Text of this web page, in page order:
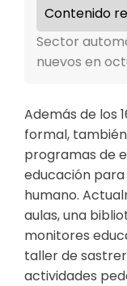
Contenido
Sector
nuevos en
Además de los
formal,
programas de
educación
humano.
aulas, una
monitores
taller de
actividades